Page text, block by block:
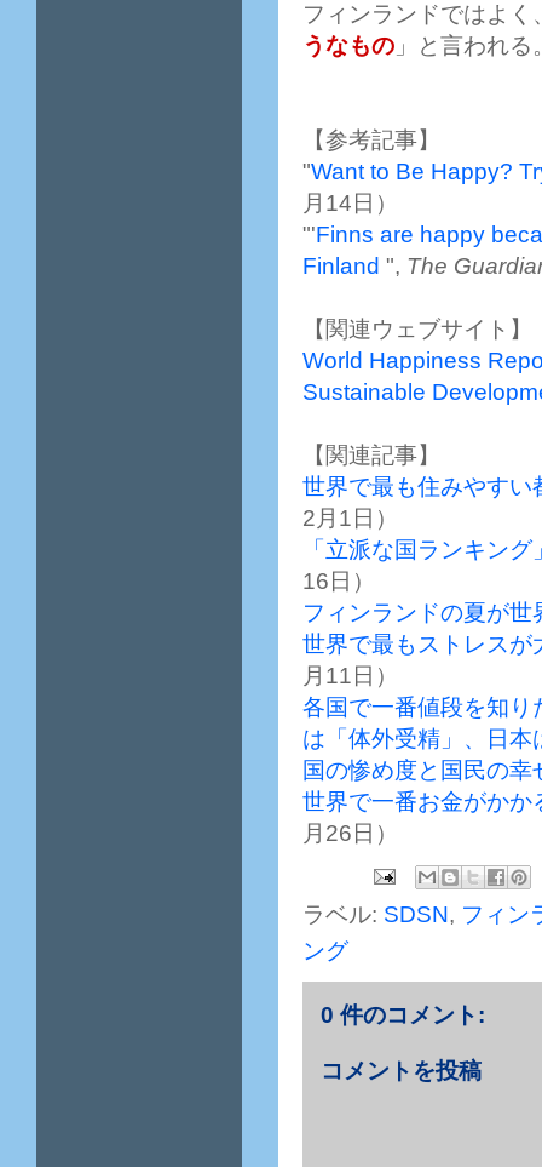
フィンランドではよく
うなもの 」と言われ
【参考記事】
"Want to Be Happy?
月14日）
"'Finns are happy
Finland ", The
【関連ウェブサイト】
World Happiness
Sustainable
【関連記事】
世界で最も住みやす
2月1日）
「立派な国ランキン
16日）
フィンランドの夏が
世界で最もストレス
月11日）
各国で一番値段を知
は「体外受精」、日本
国の惨め度と国民の幸
世界で一番お金がかか
月26日）
ラベル: SDSN, フィン
ング
0 件のコメント:
コメントを投稿